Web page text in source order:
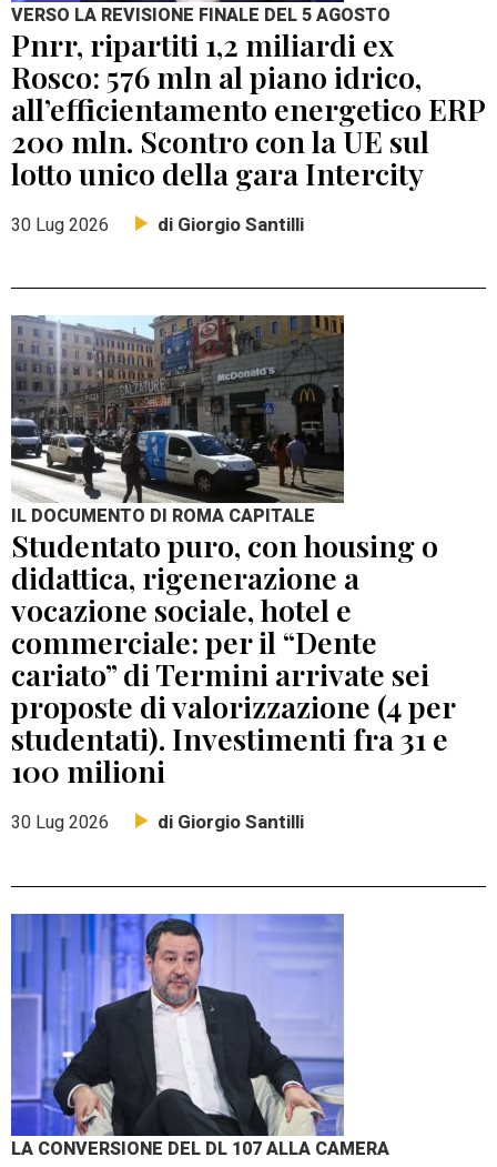
VERSO LA REVISIONE FINALE DEL 5 AGOSTO
Pnrr, ripartiti 1,2 miliardi ex
Rosco: 576 mln al piano idrico,
all’efficientamento energetico ERP
200 mln. Scontro con la UE sul
lotto unico della gara Intercity
30 Lug 2026 di Giorgio Santilli
IL DOCUMENTO DI ROMA CAPITALE
Studentato puro, con housing o
didattica, rigenerazione a
vocazione sociale, hotel e
commerciale: per il “Dente
cariato” di Termini arrivate sei
proposte di valorizzazione (4 per
studentati). Investimenti fra 31 e
100 milioni
30 Lug 2026 di Giorgio Santilli
LA CONVERSIONE DEL DL 107 ALLA CAMERA